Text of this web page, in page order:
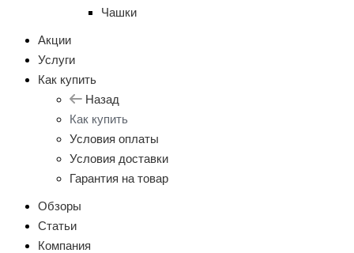
Чашки
Акции
Услуги
Как купить
Назад
Как купить
Условия оплаты
Условия доставки
Гарантия на товар
Обзоры
Статьи
Компания